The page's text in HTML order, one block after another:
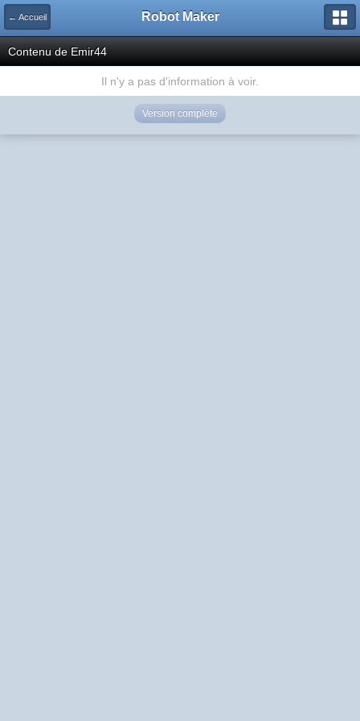
← Accueil Robot Maker
Contenu de Emir44
Il n'y a pas d'information à voir.
Version complète